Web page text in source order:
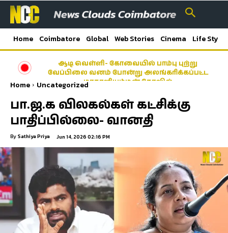
Home Coimbatore Global Web Stories Cinema Life Style
ஆடி வெள்ளி- கோவையில் பாம்பு புற்று
வேப்பிலை வனம் போன்று அலங்கரிக்கப்பட்ட
மாகாளியம்மன் கோவில்
Home Uncategorized
பா.ஜ.க விலகல்கள் கட்சிக்கு
பாதிப்பில்லை- வானதி
By Sathiya Priya Jun 14, 2026 02:16 PM